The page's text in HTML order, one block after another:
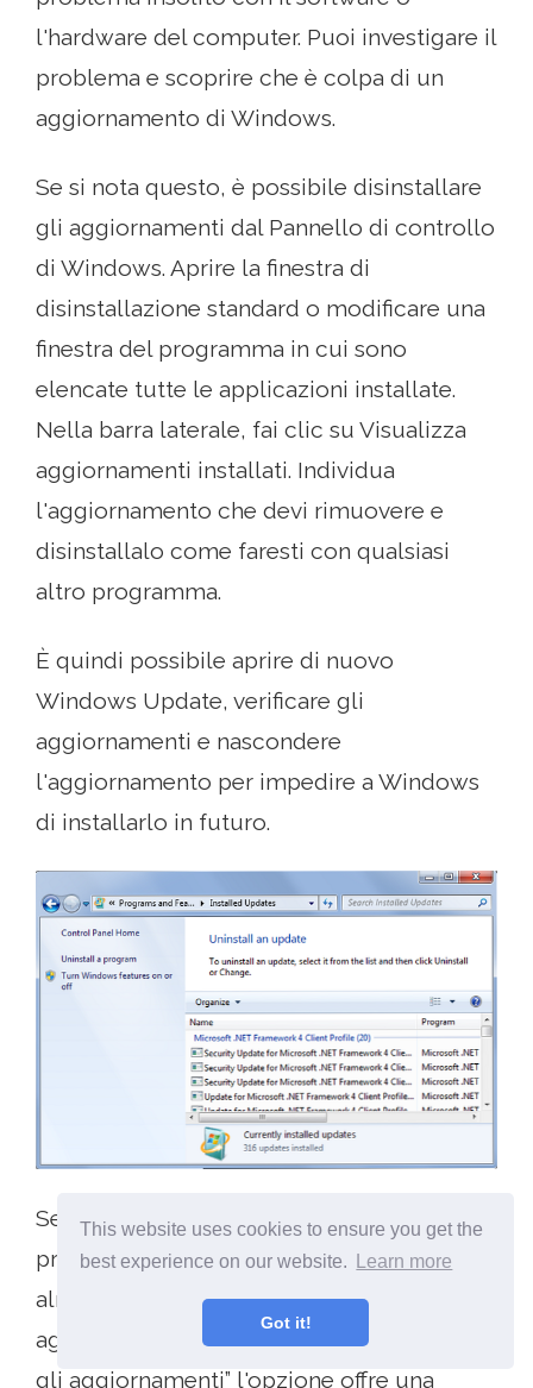
This website uses cookies to ensure you get the
best experience on our website.
Learn more
Got it!
l'hardware del computer. Puoi investigare il
problema e scoprire che è colpa di un
aggiornamento di Windows.
Se si nota questo, è possibile disinstallare
gli aggiornamenti dal Pannello di controllo
di Windows. Aprire la finestra di
disinstallazione standard o modificare una
finestra del programma in cui sono
elencate tutte le applicazioni installate.
Nella barra laterale, fai clic su Visualizza
aggiornamenti installati. Individua
l'aggiornamento che devi rimuovere e
disinstallalo come faresti con qualsiasi
altro programma.
È quindi possibile aprire di nuovo
Windows Update, verificare gli
aggiornamenti e nascondere
l'aggiornamento per impedire a Windows
di installarlo in futuro.
Se sei un utente di Windows, dovresti
probabilmente installare Windows o
almeno scaricare automaticamente gli
aggiornamenti. Il “scarica automaticamente
gli aggiornamenti” l'opzione offre una